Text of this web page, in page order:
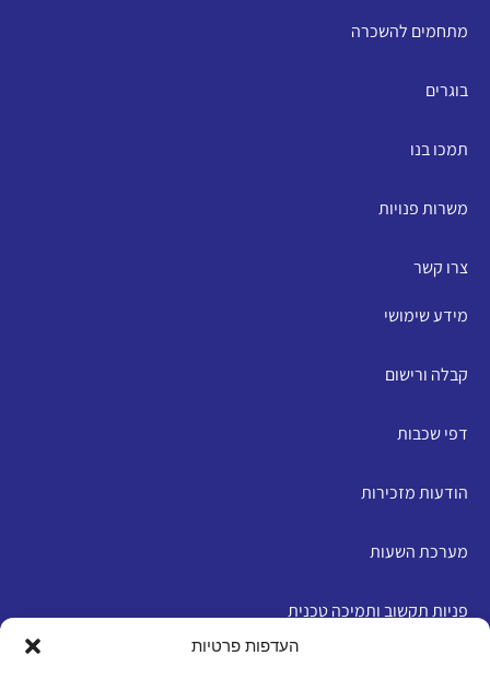
העדפות פרטיות
מתחמים להשכרה
בוגרים
תמכו בנו
משרות פנויות
צרו קשר
מידע שימושי
קבלה ורישום
דפי שכבות
הודעות מזכירות
מערכת השעות
פניות תקשוב ותמיכה טכנית